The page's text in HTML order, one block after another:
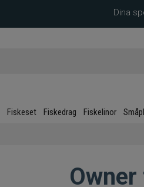
Dina
Fiskeset Fiskedrag Fiskelinor